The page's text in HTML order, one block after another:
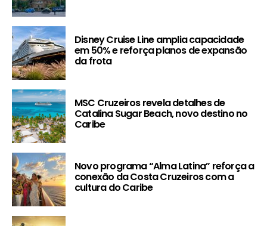
Disney Cruise Line amplia capacidade
em 50% e reforça planos de expansão
da frota
MSC Cruzeiros revela detalhes de
Catalina Sugar Beach, novo destino no
Caribe
Novo programa “Alma Latina” reforça a
conexão da Costa Cruzeiros com a
cultura do Caribe